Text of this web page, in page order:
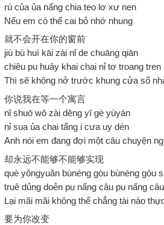
rú của ủa nấng chia teo lơ xư nen
Nếu em có thể cai bỏ nhớ nhung
就不会开在你的窗前
jiù bù huì kāi zài nǐ de chuāng qiān
chiêu pu huây khai chai nỉ tơ troang tren
Thì sẽ không nở trước khung cửa sổ
你说我在等一个寓言
nǐ shuō wǒ zài děng yī gè yùyán
nỉ sua ủa chai tẩng i cưa uy dén
Anh nói em đang đợi một câu chuyện
却永远不能够不能够实现
què yǒngyuǎn bùnéng gòu bùnéng gòu
truê dủng doẻn pu nấng câu pu nấng
Lại mãi mãi không thể chẳng tài nào
要为你改变